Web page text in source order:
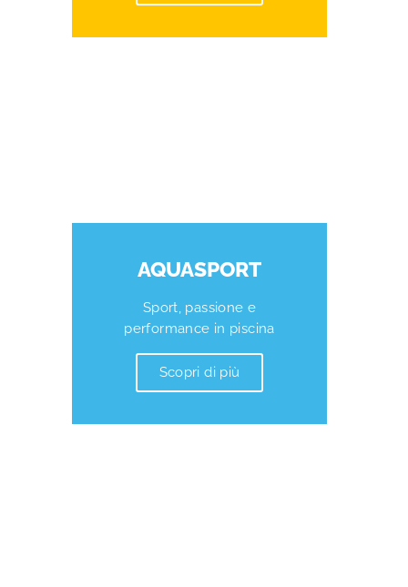
AQUASPORT
Sport, passione e
performance in piscina
Scopri di più